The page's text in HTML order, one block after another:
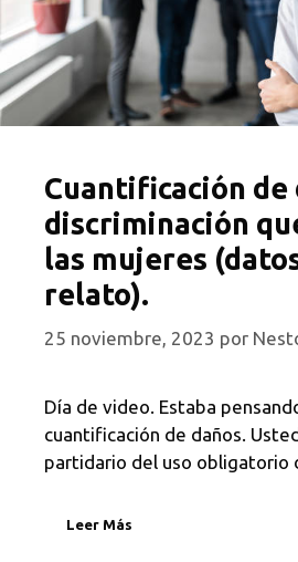
Cuantificación de
discriminación
las mujeres
relato).
25 noviembre, 2023 por
Día de video. Estaba
cuantificación de daños.
partidario del uso obligatorio
Leer Más